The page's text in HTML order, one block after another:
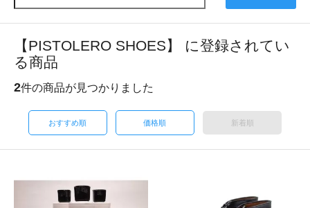
【PISTOLERO SHOES】 に登録されてい
る商品
2件の商品が見つかりました
おすすめ順 価格順 新着順